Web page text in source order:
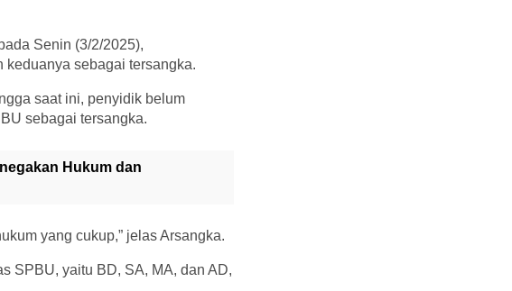
Senin (3/2/2025),
keduanya sebagai tersangka.
saat ini, penyidik belum
sebagai tersangka.
Hukum dan
yang cukup,” jelas Arsangka.
SPBU, yaitu BD, SA, MA, dan AD,